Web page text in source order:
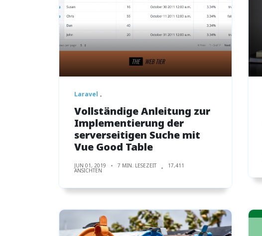
Laravel
Vollständige Anleitung zur
Implementierung der
serverseitigen Suche mit
Vue Good Table
JUN 01, 2019 7 MIN. LESEZEIT 17,411
ANSICHTEN